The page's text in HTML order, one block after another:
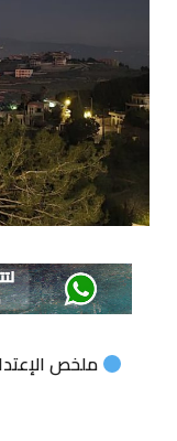
ملخص